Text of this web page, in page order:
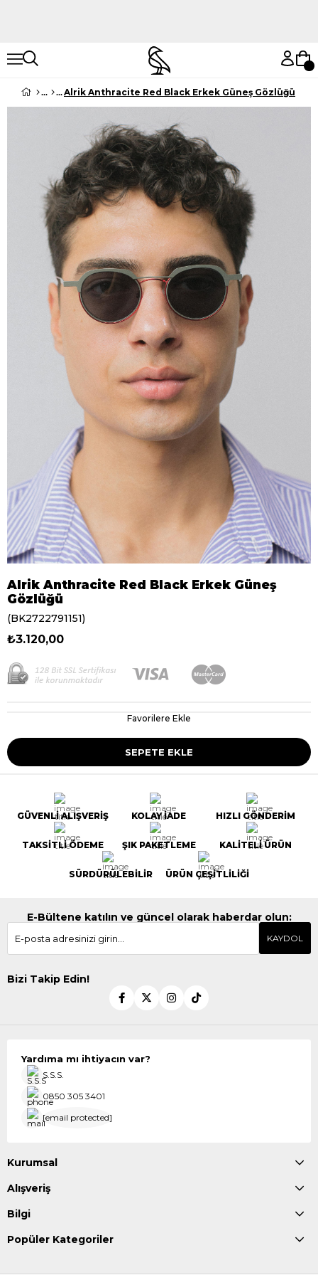
Alrik Anthracite Red Black Erkek Güneş Gözlüğü
Alrik Anthracite Red Black Erkek Güneş
Gözlüğü
(BK2722791151)
₺3.120,00
Favorilere Ekle
GÜVENLİ ALIŞVERİŞ KOLAY İADE HIZLI GÖNDERİM
TAKSİTLİ ÖDEME ŞIK PAKETLEME KALİTELİ ÜRÜN
SÜRDÜRÜLEBİLİR ÜRÜN ÇEŞİTLİLİĞİ
E-Bültene katılın ve güncel olarak haberdar olun:
KAYDOL
Bizi Takip Edin!
Yardıma mı ihtiyacın var?
S.S.S.
0850 305 3401
[email protected]
Kurumsal
Alışveriş
Bilgi
Popüler Kategoriler